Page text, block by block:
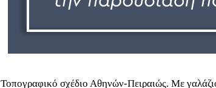
Τοπογραφικό σχέδιο Αθηνών-Πειραιώς. Με